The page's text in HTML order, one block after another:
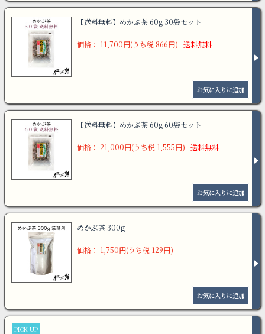
【送料無料】めかぶ茶 60g 30袋セット
価格： 11,700円(うち税 866円) 送料無料
【送料無料】めかぶ茶 60g 60袋セット
価格： 21,000円(うち税 1,555円) 送料無料
めかぶ茶 300g
価格： 1,750円(うち税 129円)
PICK UP